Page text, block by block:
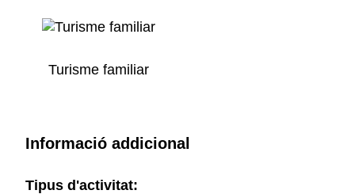
Turisme familiar
Informació addicional
Tipus d'activitat: